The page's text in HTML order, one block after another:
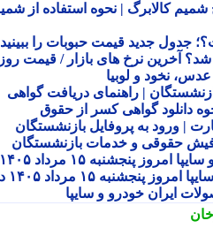
کالابرگ | نحوه استفاده از شمیم
جدید قیمت حبوبات را ببینید /
آخرین نرخ های بازار / قیمت روز
نخود و لوبیا
| راهنمای دریافت گواهی
گواهی کسر از حقوق
ورود به پروفایل بازنشستگان
حقوقی و خدمات بازنشستگان
قیمت خودروهای ایران خودرو سایپا امروز پنجشنبه ۱۵ مرداد ۱۴۰۵ |
قیمت خودروهای ایران خودرو سایپا امروز پنجشنبه ۱۵ مرداد ۱۴۰۵ در
خودرو و سایپا